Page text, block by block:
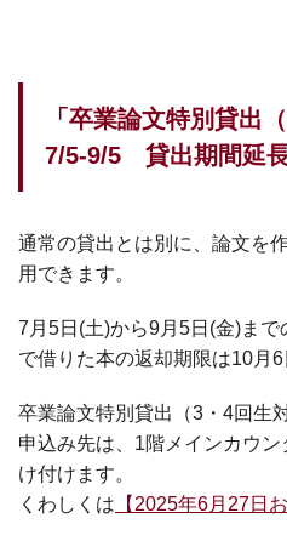
「卒業論文特別貸出
7/5-9/5 貸出期間延
通常の貸出とは別に、論文を
用できます。
7月5日(土)から9月5日(金)ま
で借りた本の返却期限は10月6
卒業論文特別貸出（3・4回生
申込み先は、1階メインカウ
け付けます。
くわしくは 【2025年6月27日